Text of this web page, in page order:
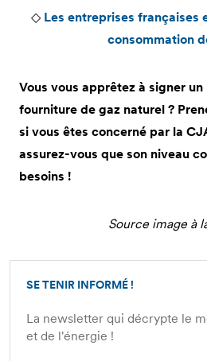
◇ Les entreprises françaises
consommation
Vous vous apprêtez à signer
fourniture de gaz naturel ?
si vous êtes concerné par la
assurez-vous que son niveau
besoins !
Source image à
SE TENIR INFORMÉ !
La newsletter qui décrypte le
et de l'énergie !